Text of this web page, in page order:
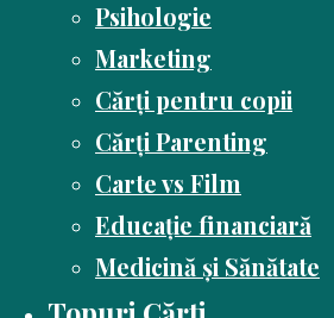
Psihologie
Marketing
Cărți pentru copii
Cărți Parenting
Carte vs Film
Educație financiară
Medicină și Sănătate